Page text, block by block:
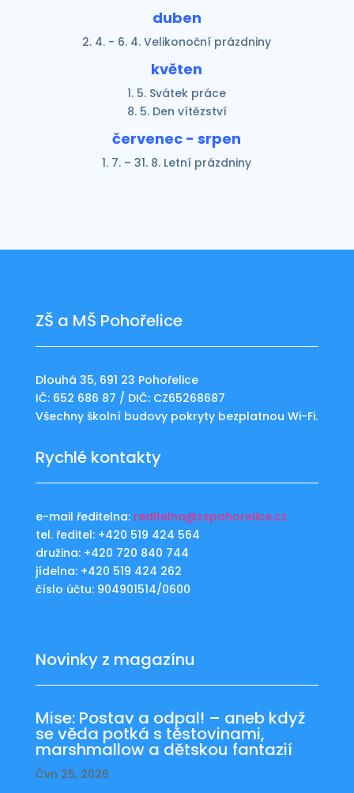
duben
2. 4. - 6. 4. Velikonoční prázdniny
květen
1. 5. Svátek práce
8. 5. Den vítězství
červenec - srpen
1. 7. – 31. 8. Letní prázdniny
ZŠ a MŠ Pohořelice
Dlouhá 35, 691 23 Pohořelice
IČ: 652 686 87 / DIČ: CZ65268687
Všechny školní budovy pokryty bezplatnou Wi-Fi.
Rychlé kontakty
e-mail ředitelna: reditelna@zspohorelice.cz
tel. ředitel: +420 519 424 564
družina: +420 720 840 744
jídelna: +420 519 424 262
číslo účtu: 904901514/0600
Novinky z magazínu
Mise: Postav a odpal! – aneb když
se věda potká s těstovinami,
marshmallow a dětskou fantazií
Čvn 25, 2026